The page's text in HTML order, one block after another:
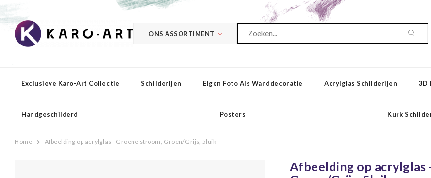
ONS ASSORTIMENT
Exclusieve Karo-Art Collectie Schilderijen Eigen Foto Als Wanddecoratie Acrylglas Schilderijen 3D
Handgeschilderd Posters Kurk
Home Afbeelding op acrylglas - Groene stroom, Groen/Grijs, 5luik
Afbeelding op acrylglas